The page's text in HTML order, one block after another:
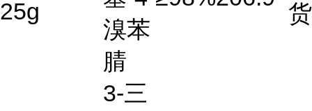
25g
溴苯
腈
货
3-三